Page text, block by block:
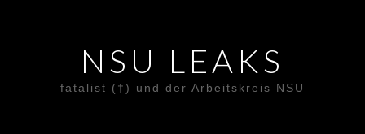
NSU LEAKS
fatalist (†) und der Arbeitskreis NSU